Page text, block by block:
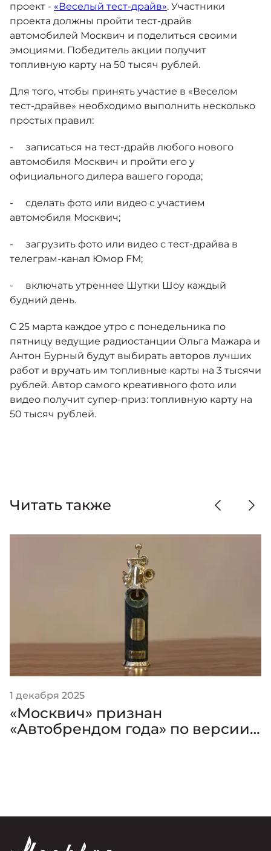
Москвич 6
Яркий динамичный седан
от 2 237 000 ₽*
Москвич 3 с ручным
управлением (РУ)
Кроссовер, создающий равные
Москвич 8
кроссовер
от 3 125 000 ₽*
Кредитные программы
Калькулятор трейд-ин
Страховые программы
Моторное масло
АКСЕССУАРЫ
КОНТАКТЫ
проект - «Веселый тест-драйв». Участники
проекта должны пройти тест-драйв
автомобилей Москвич и поделиться своими
эмоциями. Победитель акции получит
топливную карту на 50 тысяч рублей.
Для того, чтобы принять участие в «Веселом
тест-драйве» необходимо выполнить несколько
простых правил:
- записаться на тест-драйв любого нового
автомобиля Москвич и пройти его у
официального дилера вашего города;
- сделать фото или видео с участием
автомобиля Москвич;
- загрузить фото или видео с тест-драйва в
телеграм-канал Юмор FM;
- включать утреннее Шутки Шоу каждый
будний день.
С 25 марта каждое утро с понедельника по
пятницу ведущие радиостанции Ольга Мажара и
Антон Бурный будут выбирать авторов лучших
работ и вручать им топливные карты на 3 тысячи
рублей. Автор самого креативного фото или
видео получит супер-приз: топливную карту на
50 тысяч рублей.
Читать также
1 декабря 2025
«Москвич» признан
«Автобрендом года» по версии